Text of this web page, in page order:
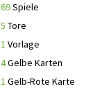
69Spiele
5 Tore
1 Vorlage
4Gelbe Karten
1 Gelb-Rote Karte